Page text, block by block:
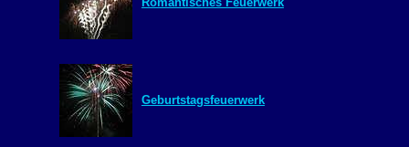
Geburtstagsfeuerwerk